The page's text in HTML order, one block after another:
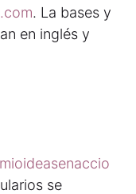
. La bases y
en inglés y
se